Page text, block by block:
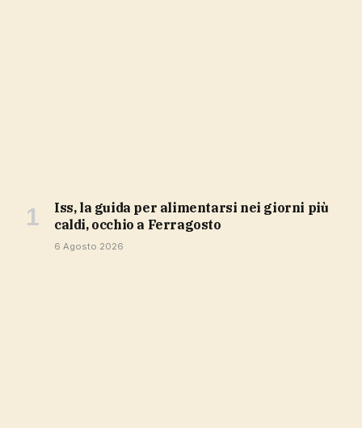
Iss, la guida per alimentarsi nei giorni più
caldi, occhio a Ferragosto
6 Agosto 2026